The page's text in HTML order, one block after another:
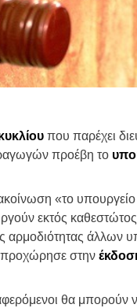
που παρέχει
προέβη το
«το
εκτός
αρμοδιότητας άλλων
προχώρησε στην
θα μπορούν